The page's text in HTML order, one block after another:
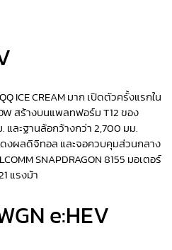
QQ ICE CREAMมาก เปิดตัวครั้งแรกใน
สร้างบนแพลทฟอร์มT12ของ
และฐานล้อกว้างกว่า2,700 มม.
ดงผลดิจิทอล และจอควบคุมส่วนกลาง
SNAPDRAGON 8155 มอเตอร์
แรงม้า
e:HEV